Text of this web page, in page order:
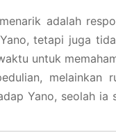
adalah
tetapi juga
untuk
melainkan
Yano, seolah ia